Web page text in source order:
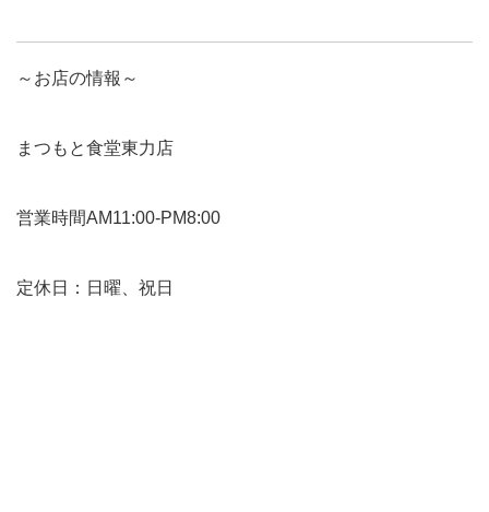
～お店の情報～
まつもと食堂東力店
営業時間AM11:00-PM8:00
定休日：日曜、祝日